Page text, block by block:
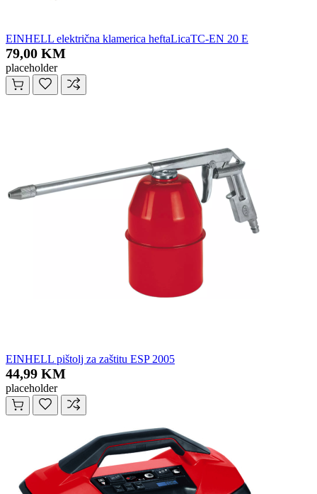
EINHELL električna klamerica heftaLicaTC-EN 20 E
79,00 KM
placeholder
EINHELL pištolj za zaštitu ESP 2005
44,99 KM
placeholder